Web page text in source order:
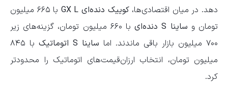
دهد. در میان اقتصادی‌ها،کوییک دنده‌ای GX L
با ۶۶۵ میلیون
تومان و ساینا S دنده‌ای
با ۶۶۰ میلیون تومان، گزینه‌های زیر
۷۰۰ میلیون بازار باقی ماندند. اما
ساینا S اتوماتیک
با ۸۴۵
میلیون تومان، انتخاب ارزان‌قیمت‌های اتوماتیک را محدودتر
کرد.